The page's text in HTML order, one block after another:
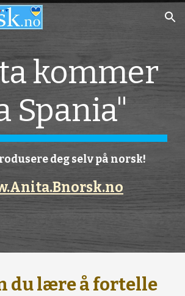
Skip to navigation
kommer
Spania"
deg selv på norsk!
du lære å fortelle